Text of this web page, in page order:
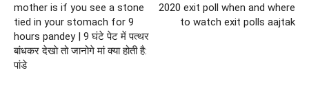
mother is if you see a stone
tied in your stomach for 9
hours pandey | 9 घंटे पेट में पत्थर
बांधकर देखाे तो जानोगे मां क्या होती है:
पांडे
2020 exit poll when and where
to watch exit polls aajtak